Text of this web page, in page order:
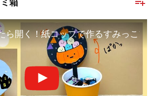
箱
ら開く！紙コップで作るすみっこ